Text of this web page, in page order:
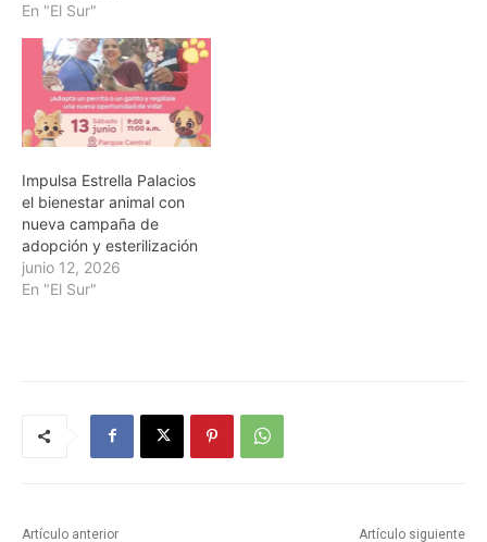
En "El Sur"
Impulsa Estrella Palacios
el bienestar animal con
nueva campaña de
adopción y esterilización
junio 12, 2026
En "El Sur"
Artículo anterior Artículo siguiente